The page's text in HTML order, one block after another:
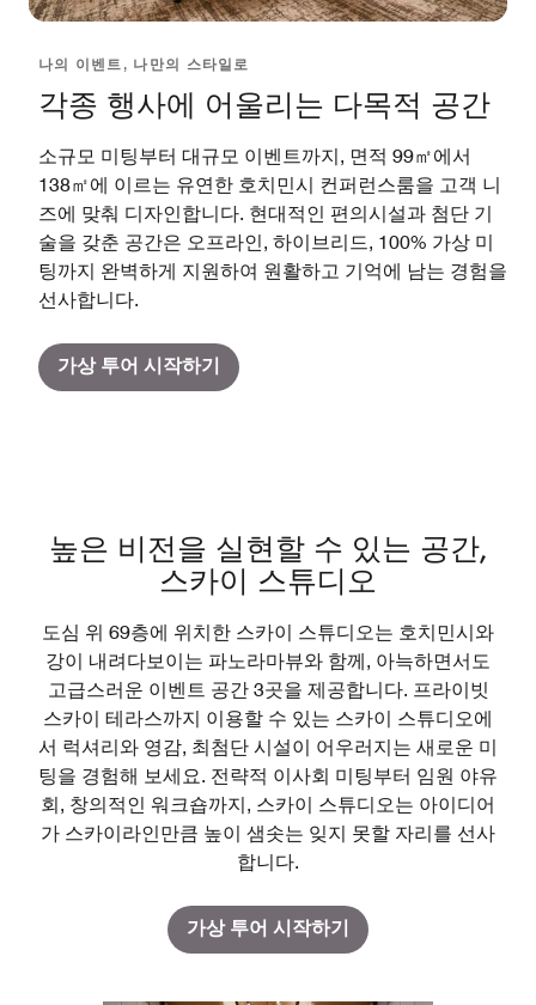
나의 이벤트, 나만의 스타일로
각종 행사에 어울리는 다목적 공간
소규모 미팅부터 대규모 이벤트까지, 면적 99㎡에서
138㎡에 이르는 유연한 호치민시 컨퍼런스룸을 고객 니
즈에 맞춰 디자인합니다. 현대적인 편의시설과 첨단 기
술을 갖춘 공간은 오프라인, 하이브리드, 100% 가상 미
팅까지 완벽하게 지원하여 원활하고 기억에 남는 경험을
선사합니다.
가상 투어 시작하기
높은 비전을 실현할 수 있는 공간,
스카이 스튜디오
도심 위 69층에 위치한 스카이 스튜디오는 호치민시와
강이 내려다보이는 파노라마뷰와 함께, 아늑하면서도
고급스러운 이벤트 공간 3곳을 제공합니다. 프라이빗
스카이 테라스까지 이용할 수 있는 스카이 스튜디오에
서 럭셔리와 영감, 최첨단 시설이 어우러지는 새로운 미
팅을 경험해 보세요. 전략적 이사회 미팅부터 임원 야유
회, 창의적인 워크숍까지, 스카이 스튜디오는 아이디어
가 스카이라인만큼 높이 샘솟는 잊지 못할 자리를 선사
합니다.
가상 투어 시작하기